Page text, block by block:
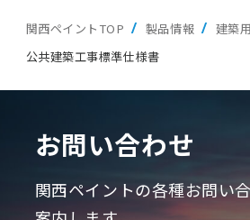
関西ペイントTOP 製品情報
建築
公共建築工事標準仕様書
お問い合わせ
関西ペイントの各種お問い